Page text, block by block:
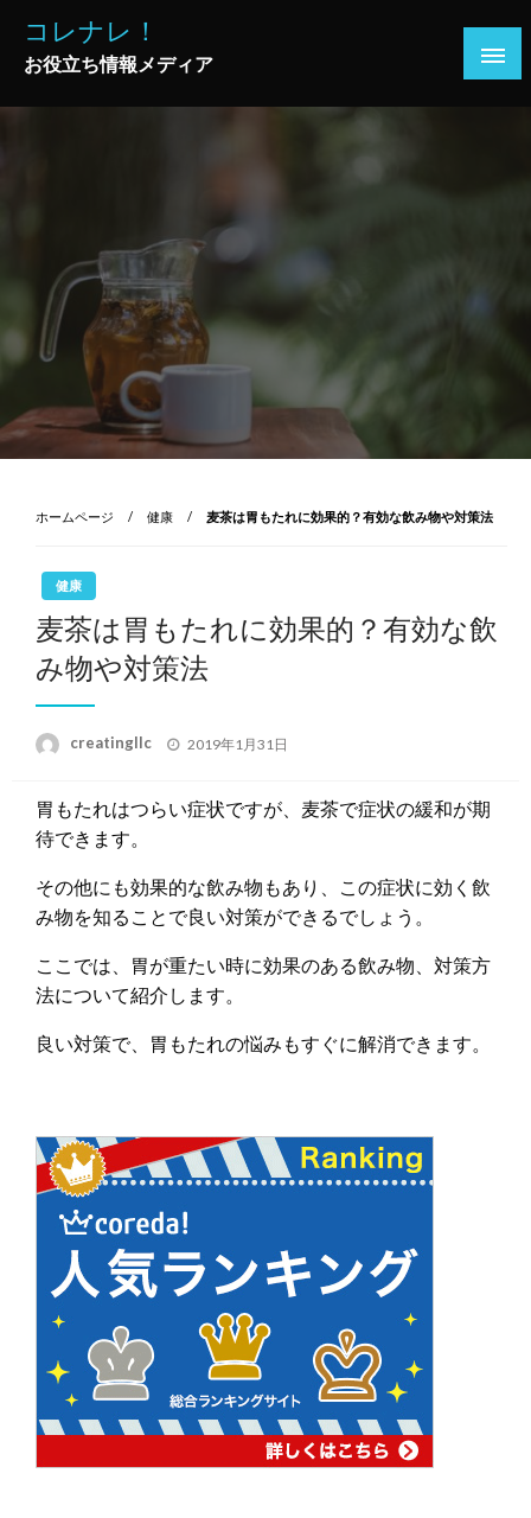
ン
コレナレ！
お役立ち情報メディア
ホームページ 健康 麦茶は胃もたれに効果的？有効な飲み物や対策法
健康
麦茶は胃もたれに効果的？有効な飲
み物や対策法
creatingllc
投
2019年1月31日
胃もたれはつらい症状ですが、麦茶で症状の緩和が期
待できます。
その他にも効果的な飲み物もあり、この症状に効く飲
み物を知ることで良い対策ができるでしょう。
ここでは、胃が重たい時に効果のある飲み物、対策方
法について紹介します。
良い対策で、胃もたれの悩みもすぐに解消できます。